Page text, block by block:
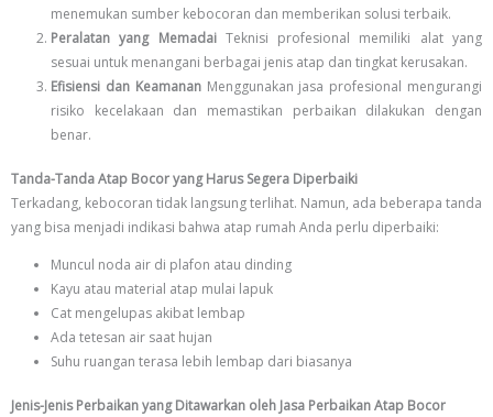
menemukan sumber kebocoran dan memberikan solusi terbaik.
Peralatan yang Memadai Teknisi profesional memiliki alat yang
sesuai untuk menangani berbagai jenis atap dan tingkat kerusakan.
Efisiensi dan Keamanan Menggunakan jasa profesional mengurangi
risiko kecelakaan dan memastikan perbaikan dilakukan dengan
benar.
Tanda-Tanda Atap Bocor yang Harus Segera Diperbaiki
Terkadang, kebocoran tidak langsung terlihat. Namun, ada beberapa tanda
yang bisa menjadi indikasi bahwa atap rumah Anda perlu diperbaiki:
Muncul noda air di plafon atau dinding
Kayu atau material atap mulai lapuk
Cat mengelupas akibat lembap
Ada tetesan air saat hujan
Suhu ruangan terasa lebih lembap dari biasanya
Jenis-Jenis Perbaikan yang Ditawarkan oleh Jasa Perbaikan Atap Bocor